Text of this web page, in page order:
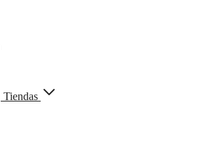
Tiendas